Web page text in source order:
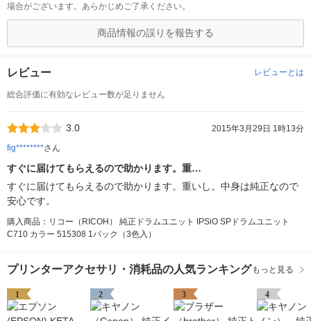
場合がございます。あらかじめご了承ください。
商品情報の誤りを報告する
レビュー レビューとは
総合評価に有効なレビュー数が足りません
3.0
2015年3月29日 1時13分
fig********さん
すぐに届けてもらえるので助かります。重…
すぐに届けてもらえるので助かります。重いし。中身は純正なので
安心です。
購入商品：リコー（RICOH） 純正ドラムユニット IPSiO SPドラムユニット
C710 カラー 515308 1パック（3色入）
プリンターアクセサリ・消耗品の人気ランキング もっと見る
1 2 3 4